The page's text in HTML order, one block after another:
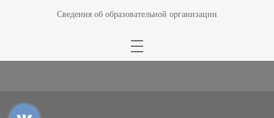
Сведения об образовательной организации